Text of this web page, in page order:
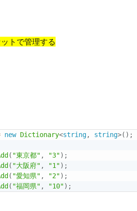
トで管理する
new Dictionary<string, string>( ) ;
( "東京都" , "3") ;
( "大阪府" , "1") ;
( "愛知県" , "2") ;
( "福岡県" , "10") ;